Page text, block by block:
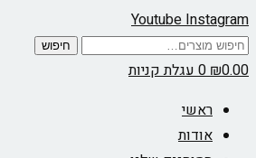
YoutubeInstagram
חיפוש
עבור:
חיפוש
₪0.00
0עגלת קניות
ראשי
אודות